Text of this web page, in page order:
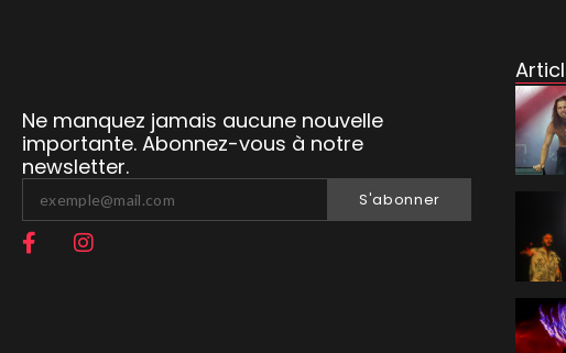
Ne manquez jamais aucune nouvelle
importante. Abonnez-vous à notre
newsletter.
S'abonner